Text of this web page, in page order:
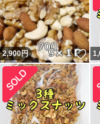
2,900円 い